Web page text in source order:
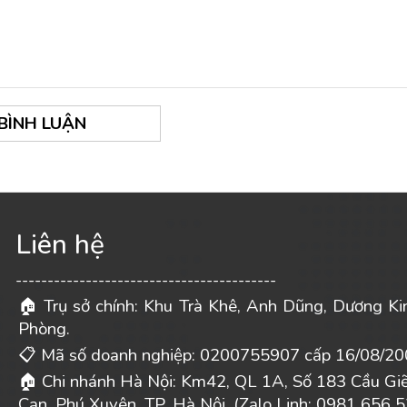
LUẬN
Liên hệ
-----------------------------------------
🏠 Trụ sở chính: Khu Trà Khê, Anh Dũng, Dương
Phòng.
📋 Mã số doanh nghiệp: 0200755907 cấp 16/08/
🏠 Chi nhánh Hà Nội: Km42, QL 1A, Số 183 Cầu